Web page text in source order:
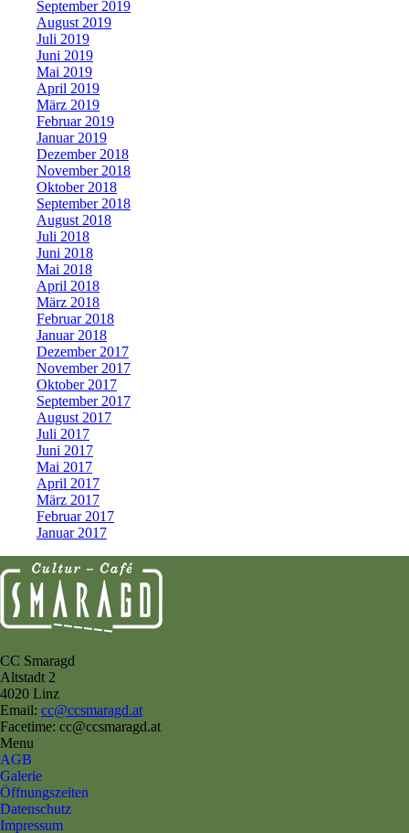
September 2019
August 2019
Juli 2019
Juni 2019
Mai 2019
April 2019
März 2019
Februar 2019
Januar 2019
Dezember 2018
November 2018
Oktober 2018
September 2018
August 2018
Juli 2018
Juni 2018
Mai 2018
April 2018
März 2018
Februar 2018
Januar 2018
Dezember 2017
November 2017
Oktober 2017
September 2017
August 2017
Juli 2017
Juni 2017
Mai 2017
April 2017
März 2017
Februar 2017
Januar 2017
CC Smaragd
Altstadt 2
4020 Linz
Email: cc@ccsmaragd.at
Facetime: cc@ccsmaragd.at
Menu
AGB
Galerie
Öffnungszeiten
Datenschutz
Impressum